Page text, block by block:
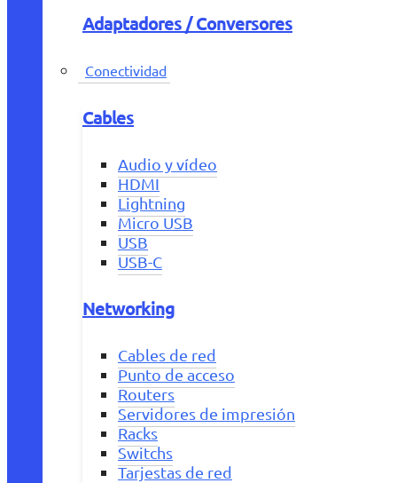
Adaptadores / Conversores
Conectividad
Cables
Audio y vídeo
HDMI
Lightning
Micro USB
USB
USB-C
Networking
Cables de red
Punto de acceso
Routers
Servidores de impresión
Racks
Switchs
Tarjestas de red